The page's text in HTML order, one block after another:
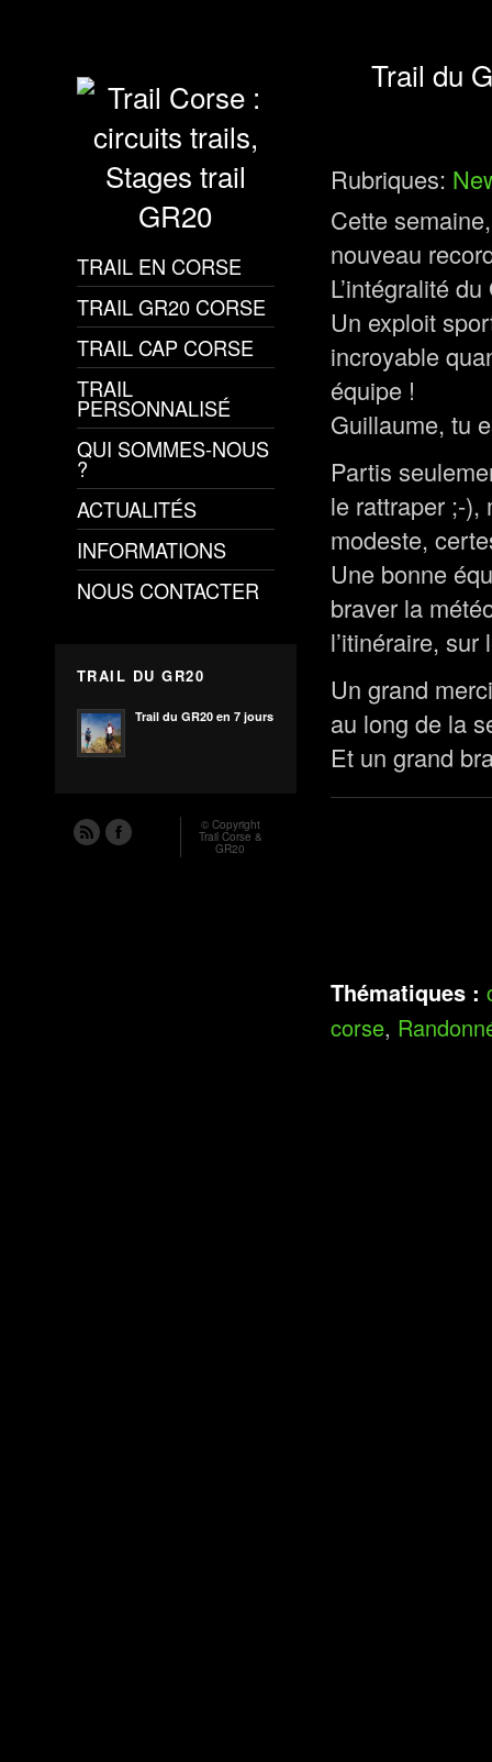
Trail du
Rubriques:
Cette
nouveau
L’intégralité
Un exploit
incroyable
équipe !
Guillaume, tu
Partis
le rattraper ;-),
modeste,
Une bonne
braver la
l’itinéraire,
Un grand
au long de la
Et un grand
Thématiques :
corse,
TRAIL EN CORSE
TRAIL GR20 CORSE
TRAIL CAP CORSE
TRAIL
PERSONNALISÉ
QUI SOMMES-NOUS
?
ACTUALITÉS
INFORMATIONS
NOUS CONTACTER
TRAIL DU GR20
Trail du GR20 en 7 jours
© Copyright
Trail Corse &
GR20